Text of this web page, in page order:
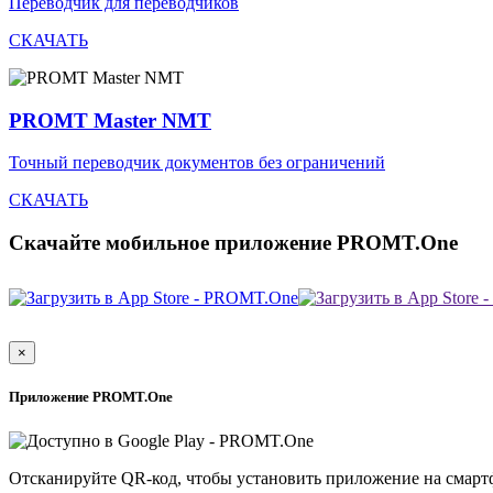
СКАЧАТЬ
PROMT Master NMT
Точный переводчик документов без ограничений
СКАЧАТЬ
Скачайте мобильное приложение PROMT.One
×
Приложение PROMT.One
Отсканируйте QR-код, чтобы установить приложение на